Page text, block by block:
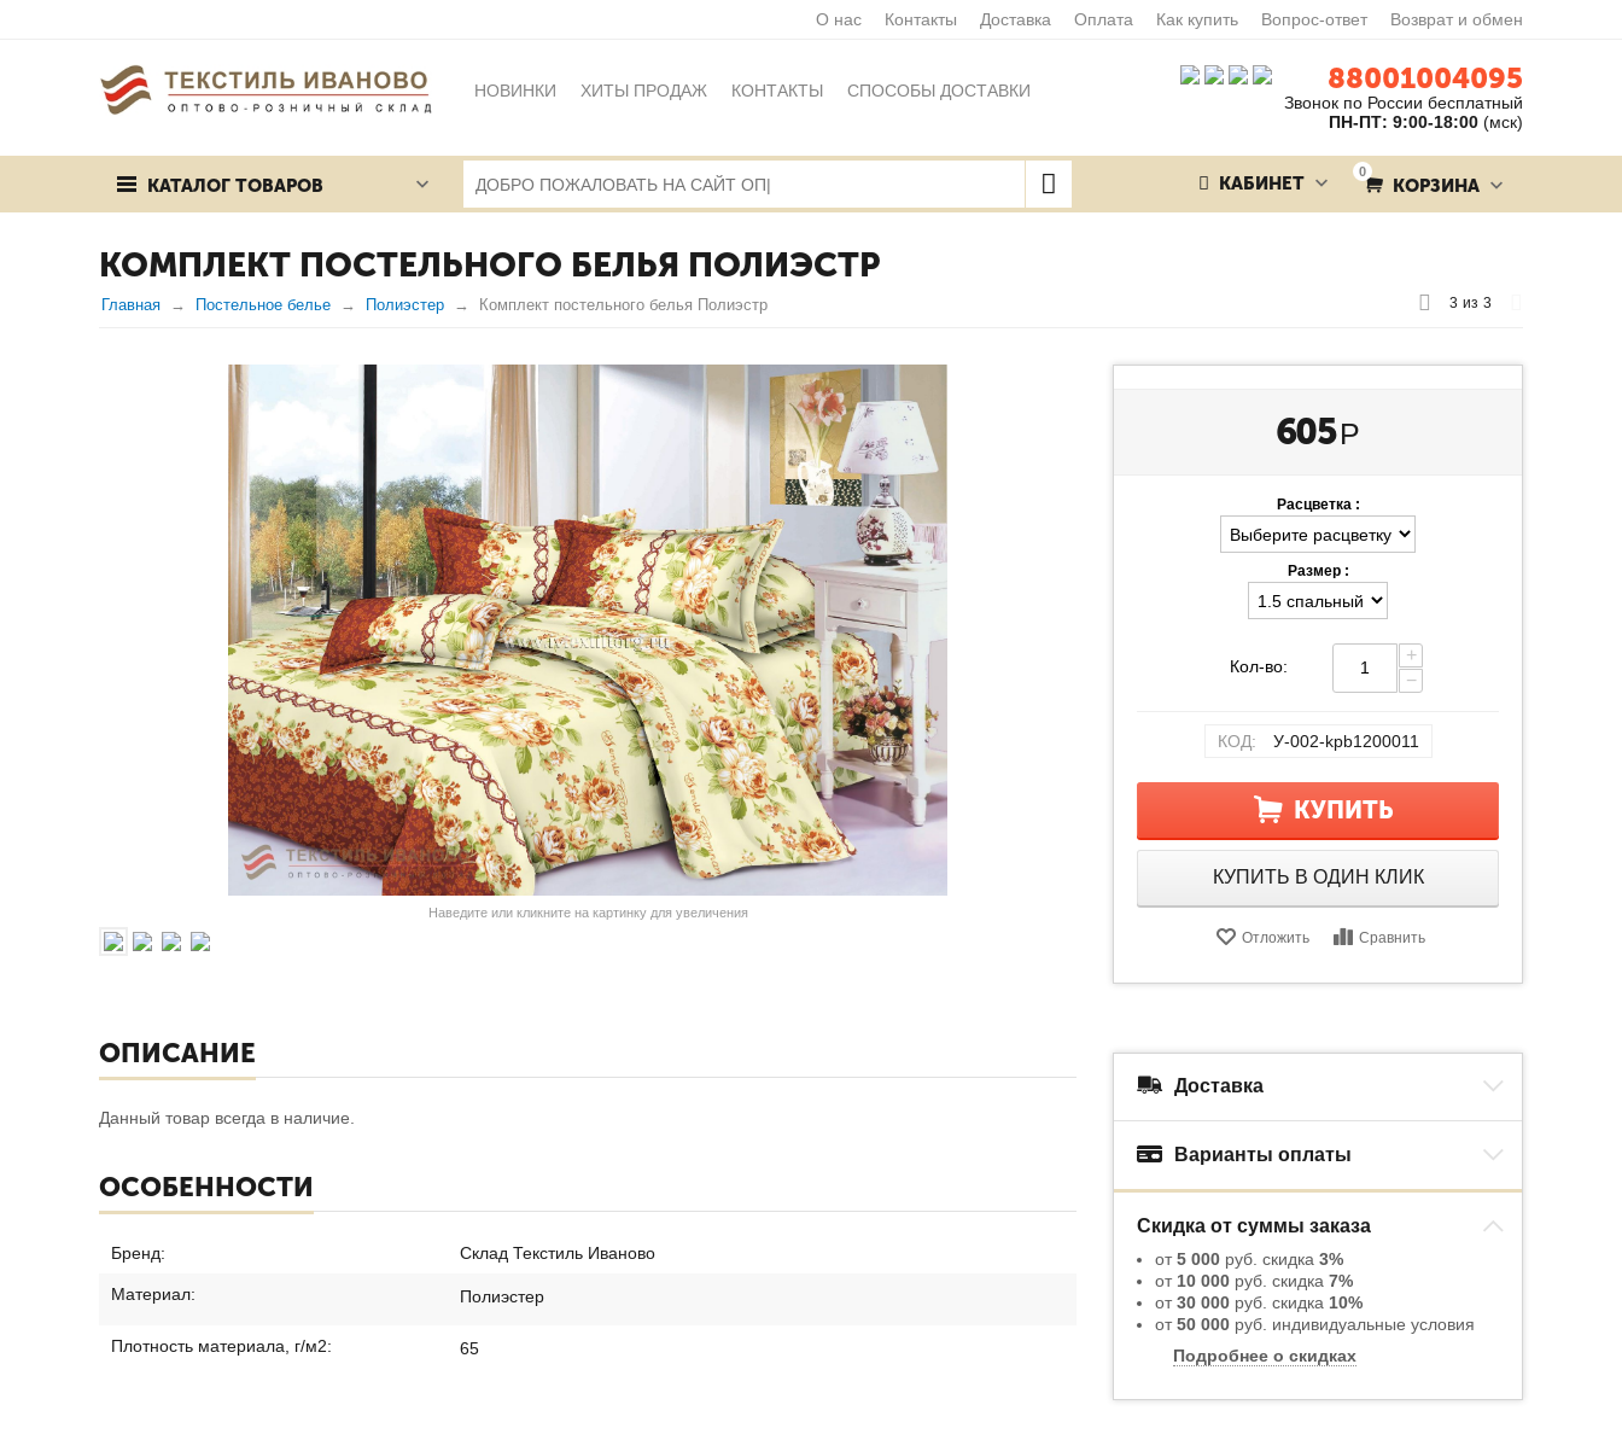
О нас Контакты Доставка Оплата Как купить Вопрос-ответ Возврат и обмен
НОВИНКИ ХИТЫ ПРОДАЖ КОНТАКТЫ СПОСОБЫ ДОСТАВКИ
ПУБЛИЧНАЯ ОФЕРТА КАРТА САЙТА
88001004095
Звонок по России бесплатный
ПН-ПТ: 9:00-18:00 (мск)
КАТАЛОГ ТОВАРОВ
0
КОРЗИНА
КАБИНЕТ
КОМПЛЕКТ ПОСТЕЛЬНОГО БЕЛЬЯ ПОЛИЭСТР
Главная Постельное белье Полиэстер Комплект постельного белья Полиэстр 3 из 3
Наведите или кликните на картинку для увеличения
605 Р
Расцветка :
Размер :
Кол-во:
+
−
КОД: У-002-kpb1200011
КУПИТЬ
КУПИТЬ В ОДИН КЛИК
Отложить Сравнить
ОПИСАНИЕ
Данный товар всегда в наличие.
ОСОБЕННОСТИ
Бренд: Склад Текстиль Иваново
Материал: Полиэстер
Плотность материала, г/м2: 65
Доставка
Варианты оплаты
Скидка от суммы заказа
от5 000 руб. скидка 3%
от 10 000 руб. скидка 7%
от30 000 руб. скидка 10%
от50 000 руб. индивидуальные условия
Подробнее о скидках